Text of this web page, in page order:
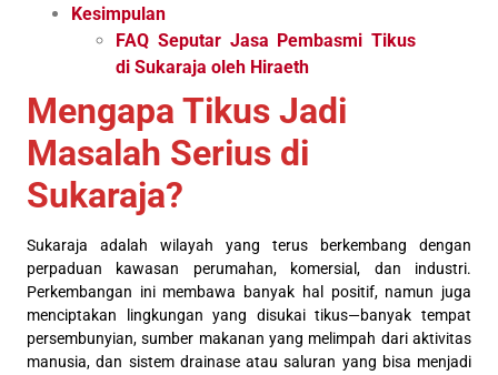
Kesimpulan
FAQ Seputar Jasa Pembasmi Tikus
di Sukaraja oleh Hiraeth
Mengapa Tikus Jadi
Masalah Serius di
Sukaraja?
Sukaraja adalah wilayah yang terus berkembang dengan
perpaduan kawasan perumahan, komersial, dan industri.
Perkembangan ini membawa banyak hal positif, namun juga
menciptakan lingkungan yang disukai tikus—banyak tempat
persembunyian, sumber makanan yang melimpah dari aktivitas
manusia, dan sistem drainase atau saluran yang bisa menjadi